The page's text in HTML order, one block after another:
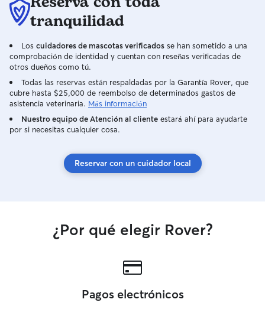
tranquilidad
Los cuidadores de mascotas verificados se han sometido a una
comprobación de identidad y cuentan con reseñas verificadas de
otros dueños como tú.
Todas las reservas están respaldadas por la Garantía Rover, que
cubre hasta $25,000 de reembolso de determinados gastos de
asistencia veterinaria. Más información
Nuestro equipo de Atención al cliente estará ahí para ayudarte
por si necesitas cualquier cosa.
Reservar con un cuidador local
¿Por qué elegir Rover?
Pagos electrónicos